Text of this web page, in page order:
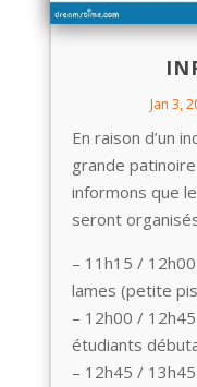
Jan 3,
En raison d’un
grande
informons que
seront
– 11h15 /
lames (petite
– 12h00 / 12h45
étudiants
– 12h45 / 13h45